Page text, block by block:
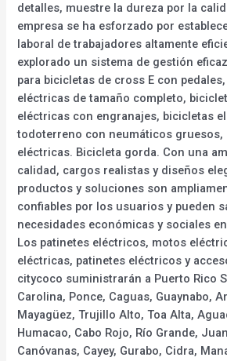
detalles, muestre la dureza por la
empresa se ha esforzado por
laboral de trabajadores altamente
explorado un sistema de gestión
para bicicletas de cross E con
eléctricas de tamaño completo,
eléctricas con engranajes, bicicletas
todoterreno con neumáticos gruesos,
eléctricas. Bicicleta gorda. Con una
calidad, cargos realistas y diseños
productos y soluciones son
confiables por los usuarios y pueden
necesidades económicas y sociales
Los patinetes eléctricos, motos
eléctricas, patinetes eléctricos y
citycoco suministrarán a Puerto Rico
Carolina, Ponce, Caguas, Guaynabo,
Mayagüez, Trujillo Alto, Toa Alta,
Humacao, Cabo Rojo, Río Grande,
Canóvanas, Cayey, Gurabo, Cidra,